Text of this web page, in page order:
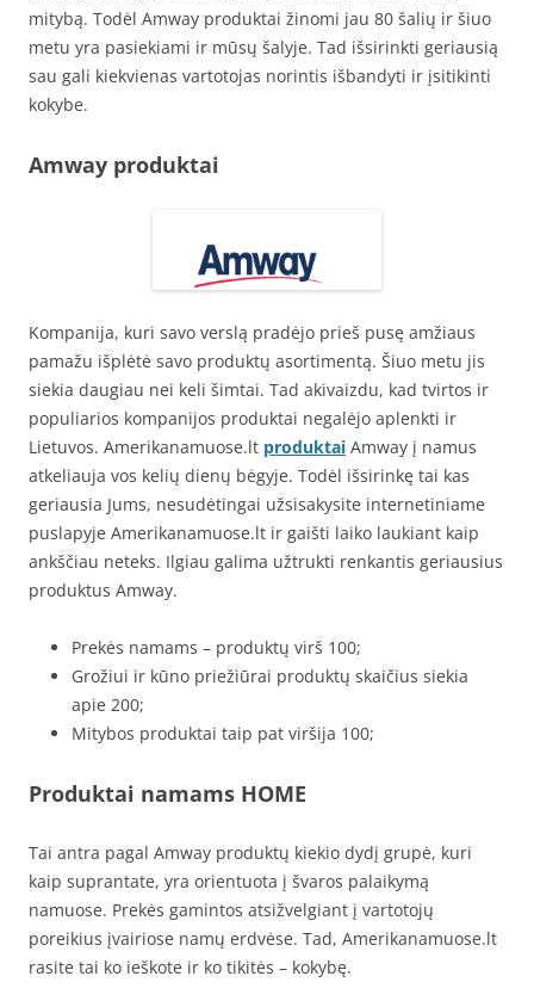
mitybą. Todėl Amway produktai žinomi jau 80 šalių ir šiuo
metu yra pasiekiami ir mūsų šalyje. Tad išsirinkti geriausią
sau gali kiekvienas vartotojas norintis išbandyti ir įsitikinti
kokybe.
Amway produktai
Kompanija, kuri savo verslą pradėjo prieš pusę amžiaus
pamažu išplėtė savo produktų asortimentą. Šiuo metu jis
siekia daugiau nei keli šimtai. Tad akivaizdu, kad tvirtos ir
populiarios kompanijos produktai negalėjo aplenkti ir
Lietuvos. Amerikanamuose.lt produktai Amway į namus
atkeliauja vos kelių dienų bėgyje. Todėl išsirinkę tai kas
geriausia Jums, nesudėtingai užsisakysite internetiniame
puslapyje Amerikanamuose.lt ir gaišti laiko laukiant kaip
ankščiau neteks. Ilgiau galima užtrukti renkantis geriausius
produktus Amway.
Prekės namams – produktų virš 100;
Grožiui ir kūno priežiūrai produktų skaičius siekia
apie 200;
Mitybos produktai taip pat viršija 100;
Produktai namams HOME
Tai antra pagal Amway produktų kiekio dydį grupė, kuri
kaip suprantate, yra orientuota į švaros palaikymą
namuose. Prekės gamintos atsižvelgiant į vartotojų
poreikius įvairiose namų erdvėse. Tad, Amerikanamuose.lt
rasite tai ko ieškote ir ko tikitės – kokybę.